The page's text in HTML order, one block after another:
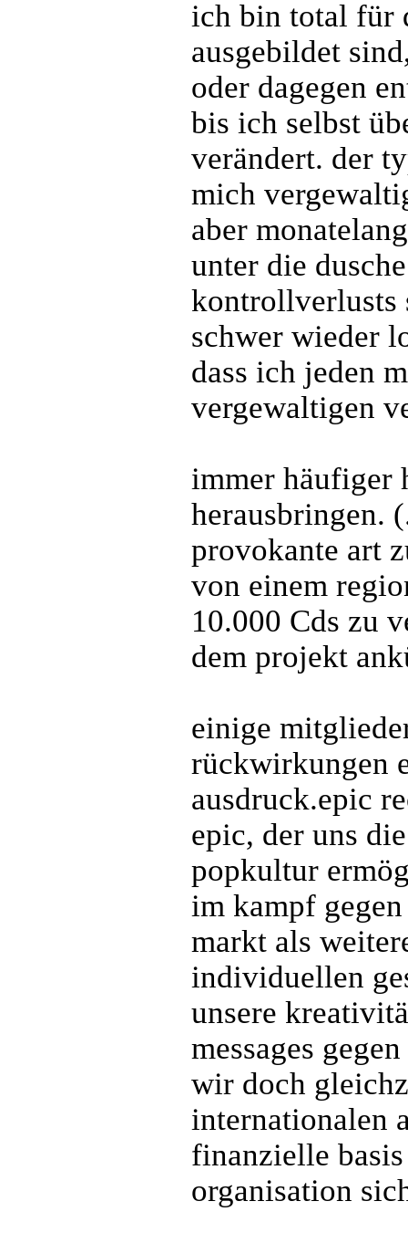
ich bin total für
ausgebildet
oder dagegen
bis ich selbst
verändert. der
mich
aber
unter die
kontrollverlusts
schwer wieder
dass ich jeden
vergewaltigen
immer häufiger
herausbringen.
provokante art
von einem
10.000 Cds zu
dem projekt
einige
rückwirkungen
ausdruck.epic
epic, der uns
popkultur
im kampf
markt als
individuellen
unsere
messages
wir doch
internationalen
finanzielle
organisation